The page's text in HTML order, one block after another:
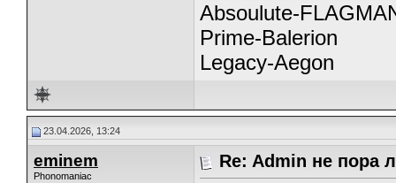
Absoulute-
Prime-Balerion
Legacy-Aegon
23.04.2026, 13:24
eminem
Phonomaniac
Re: Admin не пора